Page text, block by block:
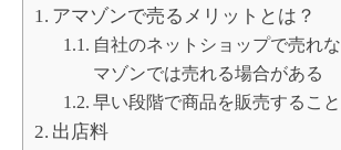
アマゾンで売るメリットとは？
自社のネットショップで売れ
マゾンでは売れる場合がある
早い段階で商品を販売するこ
出店料